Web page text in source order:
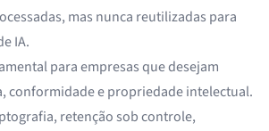
mas nunca reutilizadas para
IA.
para empresas que desejam
conformidade e propriedade intelectual.
retenção sob controle,